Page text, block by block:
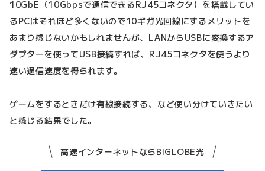
10GbE（10Gbpsで通信できるRJ45コネクタ）を搭載してい
るPCはそれほど多くないので10ギガ光回線にするメリットを
あまり感じないかもしれませんが、LANからUSBに変換するア
ダプターを使ってUSB接続すれば、RJ45コネクタを使うより
速い通信速度を得られます。
ゲームをするときだけ有線接続する、など使い分けていきたい
と感じる結果でした。
高速インターネットならBIGLOBE光